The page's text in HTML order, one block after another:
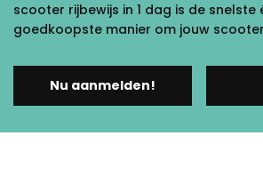
scooter rijbewijs in 1 dag is de snelste
goedkoopste manier om jouw
Nu aanmelden!